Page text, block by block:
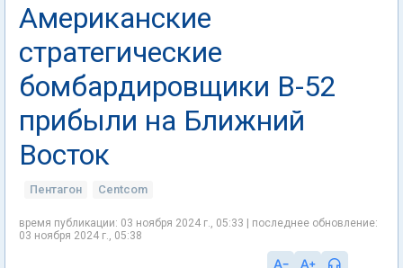
Американские
стратегические
бомбардировщики B-52
прибыли на Ближний
Восток
Пентагон Centcom
время публикации: 03 ноября 2024 г., 05:33 | последнее обновление:
03 ноября 2024 г., 05:38